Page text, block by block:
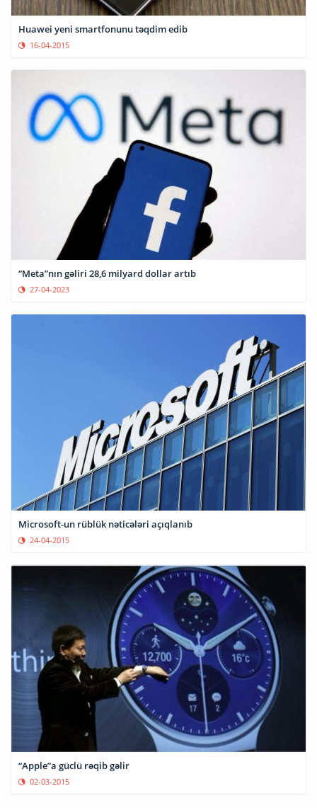
Huawei yeni smartfonunu təqdim edib
16-04-2015
“Meta”nın gəliri 28,6 milyard dollar artıb
27-04-2023
Microsoft-un rüblük nəticələri açıqlanıb
24-04-2015
“Apple”a güclü rəqib gəlir
02-03-2015